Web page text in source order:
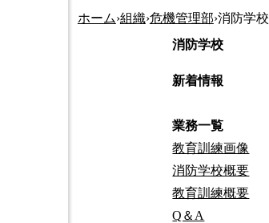
ホーム›組織›危機管理部›消防学校
消防学校
新着情報
業務一覧
教育訓練画像
消防学校概要
教育訓練概要
Q＆A